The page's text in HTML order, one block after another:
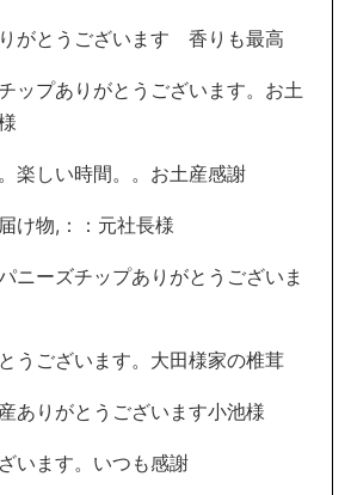
がとうございます 香りも最高
ップありがとうございます。お土
楽しい時間。。お土産感謝
け物,：：元社長様
ニーズチップありがとうございま
うございます。大田様家の椎茸
ありがとうございます小池様
います。いつも感謝